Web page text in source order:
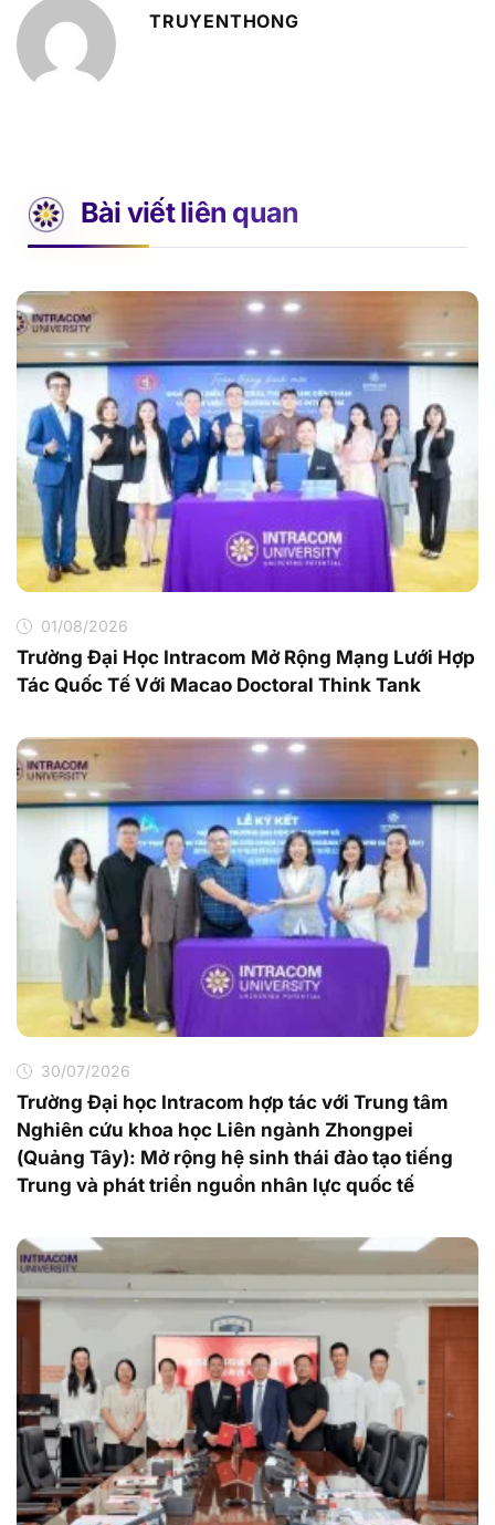
TRUYENTHONG
Bài viết liên quan
01/08/2026
Trường Đại Học Intracom Mở Rộng Mạng Lưới Hợp
Tác Quốc Tế Với Macao Doctoral Think Tank
30/07/2026
Trường Đại học Intracom hợp tác với Trung tâm
Nghiên cứu khoa học Liên ngành Zhongpei
(Quảng Tây): Mở rộng hệ sinh thái đào tạo tiếng
Trung và phát triển nguồn nhân lực quốc tế